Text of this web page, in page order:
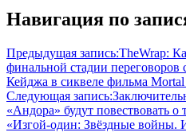
Навигация по
Предыдущая запись:TheWrap:
финальной стадии
Кейджа в сиквеле фильма
Следующая запись:
«Андора» будут повествовать о
«Изгой-один: Звёздные войны.